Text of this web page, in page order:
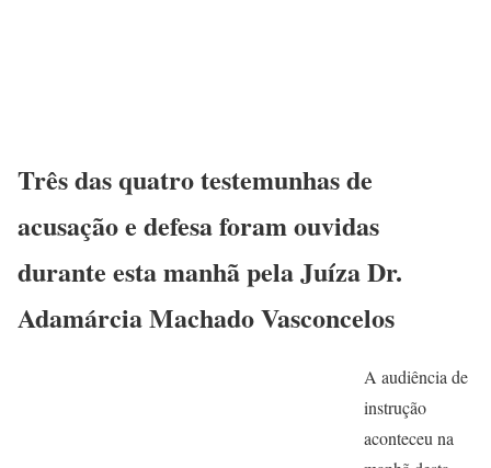
Três das quatro testemunhas de
acusação e defesa foram ouvidas
durante esta manhã pela Juíza Dr.
Adamárcia Machado Vasconcelos
A audiência de
instrução
aconteceu na